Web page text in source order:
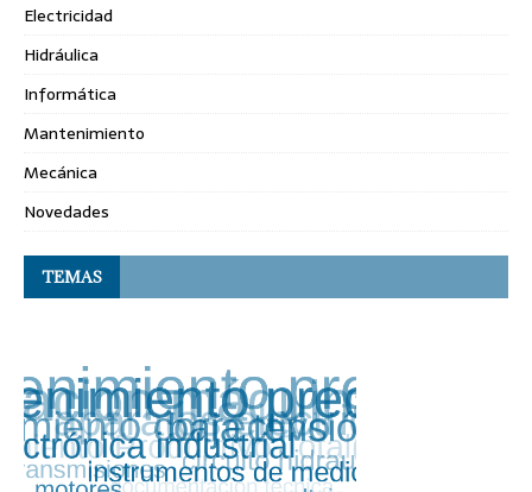
Electricidad
Hidráulica
Informática
Mantenimiento
Mecánica
Novedades
TEMAS